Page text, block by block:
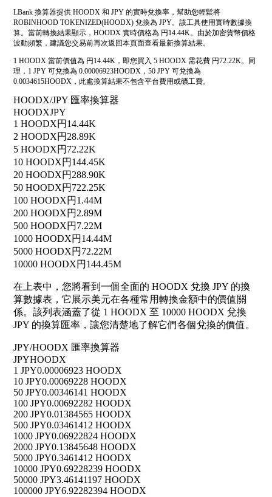
LBank 換算器提供 HOODX 和 JPY 的實時兌換率，幫助您輕鬆將
ROBINHOOD TOKENIZED(HOODX) 兌換為 JPY。該工具使用實時數據換
算。當前轉換結果顯示，HOODX 實時價格為 円14.44K。由於加密貨幣價格
波動頻繁，建議您交易前再次返回本頁面查看最新換算結果。
1 HOODX 當前價值為 円14.44K，即您買入 5 HOODX 需花費 円72.22K。同
理，1 JPY 可兌換為 0.00006923HOODX，50 JPY 可兌換為
0.0034615HOODX，此處換算結果不包含平台費用或礦工費。
HOODX/JPY 匯率換算器
HOODXJPY
1 HOODX円14.44K
2 HOODX円28.89K
5 HOODX円72.22K
10 HOODX円144.45K
20 HOODX円288.90K
50 HOODX円722.25K
100 HOODX円1.44M
200 HOODX円2.89M
500 HOODX円7.22M
1000 HOODX円14.44M
5000 HOODX円72.22M
10000 HOODX円144.45M
在上表中，您將看到一個全面的 HOODX 兌換 JPY 的換
算數據表，它展示美元在各種常用轉換金額中的價值關
係。該列表涵蓋了從 1 HOODX 至 10000 HOODX 兌換
JPY 的換算匯率，讓您清楚地了解它們各個兌換的價值。
JPY/HOODX 匯率換算器
JPYHOODX
1 JPY0.00006923 HOODX
10 JPY0.00069228 HOODX
50 JPY0.00346141 HOODX
100 JPY0.00692282 HOODX
200 JPY0.01384565 HOODX
500 JPY0.03461412 HOODX
1000 JPY0.06922824 HOODX
2000 JPY0.13845648 HOODX
5000 JPY0.3461412 HOODX
10000 JPY0.69228239 HOODX
50000 JPY3.46141197 HOODX
100000 JPY6.92282394 HOODX